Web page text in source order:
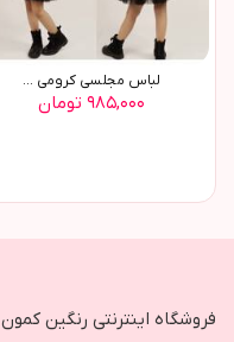
لباس مجلسی کرومی ...
۹۸۵,۰۰۰ تومان
فروشگاه اینترنتی رنگین کمون